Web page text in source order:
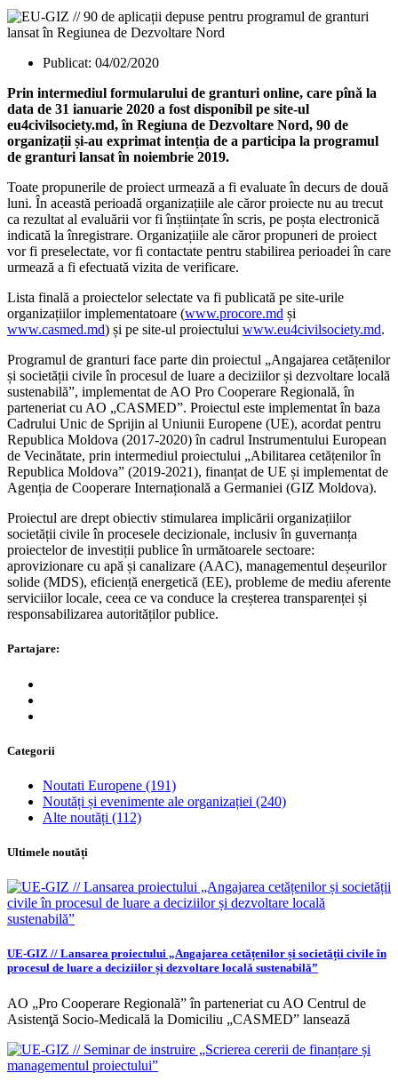
Publicat: 04/02/2020
Prin intermediul formularului de granturi online, care pînă la
data de 31 ianuarie 2020 a fost disponibil pe site-ul
eu4civilsociety.md, în Regiuna de Dezvoltare Nord, 90 de
organizații și-au exprimat intenția de a participa la programul
de granturi lansat în noiembrie 2019.
Toate propunerile de proiect urmează a fi evaluate în decurs de două
luni. În această perioadă organizațiile ale căror proiecte nu au trecut
ca rezultat al evaluării vor fi înștiințate în scris, pe poșta electronică
indicată la înregistrare. Organizațiile ale căror propuneri de proiect
vor fi preselectate, vor fi contactate pentru stabilirea perioadei în care
urmează a fi efectuată vizita de verificare.
Lista finală a proiectelor selectate va fi publicată pe site-urile
organizațiilor implementatoare (www.procore.md și
www.casmed.md) și pe site-ul proiectului www.eu4civilsociety.md.
Programul de granturi face parte din proiectul „Angajarea cetățenilor
și societății civile în procesul de luare a deciziilor și dezvoltare locală
sustenabilă”, implementat de AO Pro Cooperare Regională, în
parteneriat cu AO „CASMED”. Proiectul este implementat în baza
Cadrului Unic de Sprijin al Uniunii Europene (UE), acordat pentru
Republica Moldova (2017-2020) în cadrul Instrumentului European
de Vecinătate, prin intermediul proiectului „Abilitarea cetățenilor în
Republica Moldova” (2019-2021), finanțat de UE și implementat de
Agenția de Cooperare Internațională a Germaniei (GIZ Moldova).
Proiectul are drept obiectiv stimularea implicării organizațiilor
societății civile în procesele decizionale, inclusiv în guvernanța
proiectelor de investiții publice în următoarele sectoare:
aprovizionare cu apă și canalizare (AAC), managementul deșeurilor
solide (MDS), eficiență energetică (EE), probleme de mediu aferente
serviciilor locale, ceea ce va conduce la creșterea transparenței și
responsabilizarea autorităților publice.
Partajare:
Categorii
Noutati Europene (191)
Noutăți și evenimente ale organizației (240)
Alte noutăți (112)
Ultimele noutăți
UE-GIZ // Lansarea proiectului „Angajarea cetățenilor și societății civile în
procesul de luare a deciziilor și dezvoltare locală sustenabilă”
AO „Pro Cooperare Regională” în parteneriat cu AO Centrul de
Asistenţă Socio-Medicală la Domiciliu „CASMED” lansează